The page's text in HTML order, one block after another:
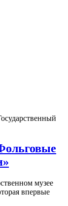
музее
впервые